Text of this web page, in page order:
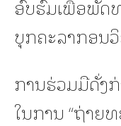
ອົບຮົມເພື່ອພັດ
ບຸກຄະລາກອນວິ
ການຮ່ວມມືດັ່ງ
ໃນການ “ຖ່າຍ